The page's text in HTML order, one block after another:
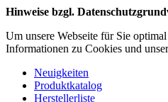
Hinweise bzgl.
Um unsere Webseite für Sie
Informationen zu Cookies und
Neuigkeiten
Produktkatalog
Herstellerliste